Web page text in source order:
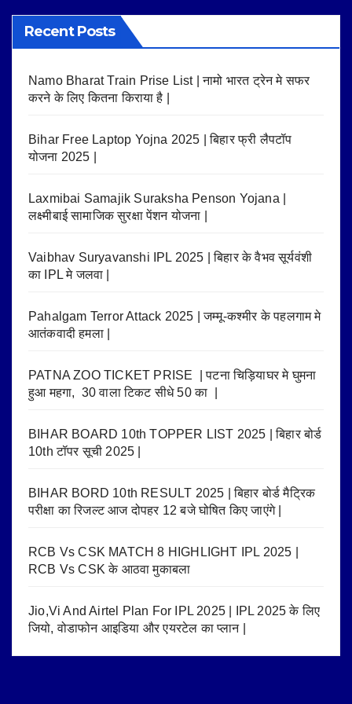
Recent Posts
Namo Bharat Train Prise List | नामो भारत ट्रेन मे सफर
करने के लिए कितना किराया है |
Bihar Free Laptop Yojna 2025 | बिहार फ्री लैपटॉप
योजना 2025 |
Laxmibai Samajik Suraksha Penson Yojana |
लक्ष्मीबाई सामाजिक सुरक्षा पेंशन योजना |
Vaibhav Suryavanshi IPL 2025 | बिहार के वैभव सूर्यवंशी
का IPL मे जलवा |
Pahalgam Terror Attack 2025 | जम्मू-कश्मीर के पहलगाम मे
आतंकवादी हमला |
PATNA ZOO TICKET PRISE | पटना चिड़ियाघर मे घुमना
हुआ महगा, 30 वाला टिकट सीधे 50 का |
BIHAR BOARD 10th TOPPER LIST 2025 | बिहार बोर्ड
10th टॉपर सूची 2025 |
BIHAR BORD 10th RESULT 2025 | बिहार बोर्ड मैट्रिक
परीक्षा का रिजल्ट आज दोपहर 12 बजे घोषित किए जाएंगे |
RCB Vs CSK MATCH 8 HIGHLIGHT IPL 2025 |
RCB Vs CSK के आठवा मुकाबला
Jio,Vi And Airtel Plan For IPL 2025 | IPL 2025 के लिए
जियो, वोडाफोन आइडिया और एयरटेल का प्लान |